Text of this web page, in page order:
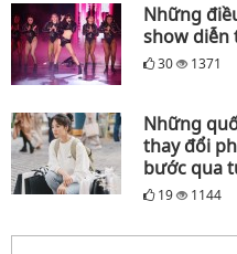
Những
show diễn
30 1371
Những
thay đổi
bước qua
19 1144